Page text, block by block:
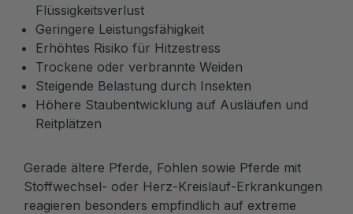
Flüssigkeitsverlust
Geringere Leistungsfähigkeit
Erhöhtes Risiko für Hitzestress
Trockene oder verbrannte Weiden
Steigende Belastung durch Insekten
Höhere Staubentwicklung auf Ausläufen und
Reitplätzen
Gerade ältere Pferde, Fohlen sowie Pferde mit
Stoffwechsel- oder Herz-Kreislauf-Erkrankungen
reagieren besonders empfindlich auf extreme